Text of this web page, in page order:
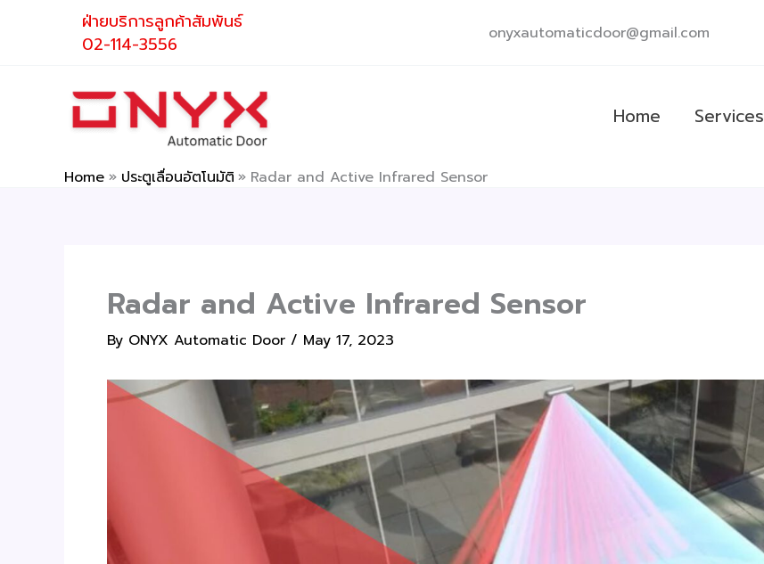
ฝ่ายบริการลูกค้าสัมพันธ์
02-114-3556
onyxautomaticdoor@gmail.com
Home Services
Home ประตูเลื่อนอัตโนมัติ Radar and Active Infrared Sensor
Radar and Active Infrared Sensor
By ONYX Automatic Door / May 17, 2023